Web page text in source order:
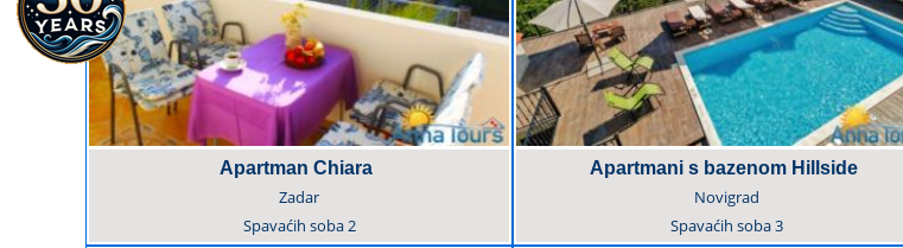
Apartman Chiara
Zadar
Spavaćih soba2
Apartmani s bazenom Hillside
Novigrad
Spavaćih soba3